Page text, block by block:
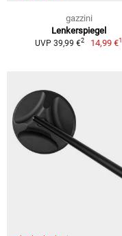
gazzini
Lenkerspiegel
UVP 39,99 €2 14,99 €1